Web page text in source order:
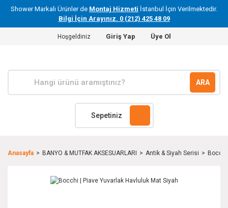
Shower Markalı Ürünler de Montaj Hizmeti İstanbul İçin Verilmektedir.
Bilgi İçin Arayınız. 0 (212) 425 48 09
Hoşgeldiniz Giriş Yap Üye Ol
ARA
Sepetiniz
Anasayfa BANYO & MUTFAK AKSESUARLARI Antik & Siyah Serisi